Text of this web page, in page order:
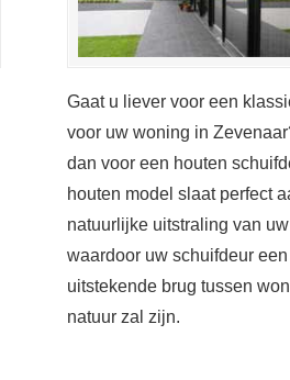
Gaat u liever voor een
voor uw woning in
dan voor een houten
houten model slaat perfect
natuurlijke uitstraling van
waardoor uw schuifdeur een
uitstekende brug tussen
natuur zal zijn.